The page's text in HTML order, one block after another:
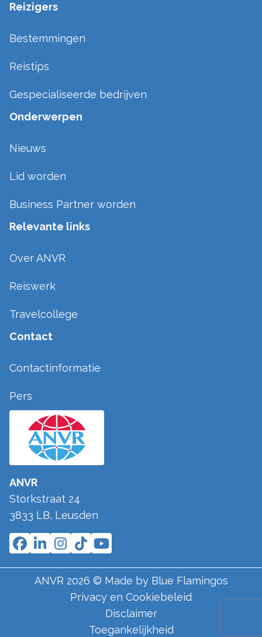
ANVR
Storkstraat 24
3833 LB, Leusden
Reizigers
Bestemmingen
Reistips
Gespecialiseerde bedrijven
Onderwerpen
Nieuws
Lid worden
Business Partner worden
Relevante links
Over ANVR
Reiswerk
Travelcollege
Contact
Contactinformatie
Pers
ANVR 2026 © Made by Blue Flamingos
Privacy en Cookiebeleid
Disclaimer
Toegankelijkheid